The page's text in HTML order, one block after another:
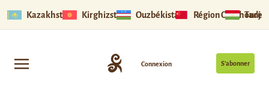
Kazakhstan Kirghizstan Ouzbékistan Région Ouïghoure
S’abonner
Connexion